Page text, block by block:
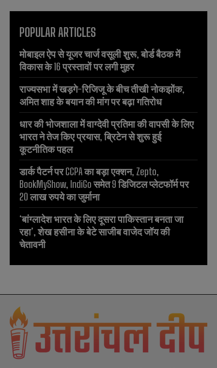
POPULAR ARTICLES
मोबाइल ऐप से यूजर चार्ज वसूली शुरू, बोर्ड बैठक में
विकास के 16 प्रस्तावों पर लगी मुहर
राज्यसभा में खड़गे-रिजिजू के बीच तीखी नोकझोंक,
अमित शाह के बयान की मांग पर बढ़ा गतिरोध
धार की भोजशाला में वाग्देवी प्रतिमा की वापसी के लिए
भारत ने तेज किए प्रयास, ब्रिटेन से शुरू हुई
कूटनीतिक पहल
डार्क पैटर्न पर CCPA का बड़ा एक्शन, Zepto,
BookMyShow, IndiGo समेत 9 डिजिटल प्लेटफॉर्म पर
20 लाख रुपये का जुर्माना
‘बांग्लादेश भारत के लिए दूसरा पाकिस्तान बनता जा
रहा’, शेख हसीना के बेटे साजीब वाजेद जॉय की
चेतावनी